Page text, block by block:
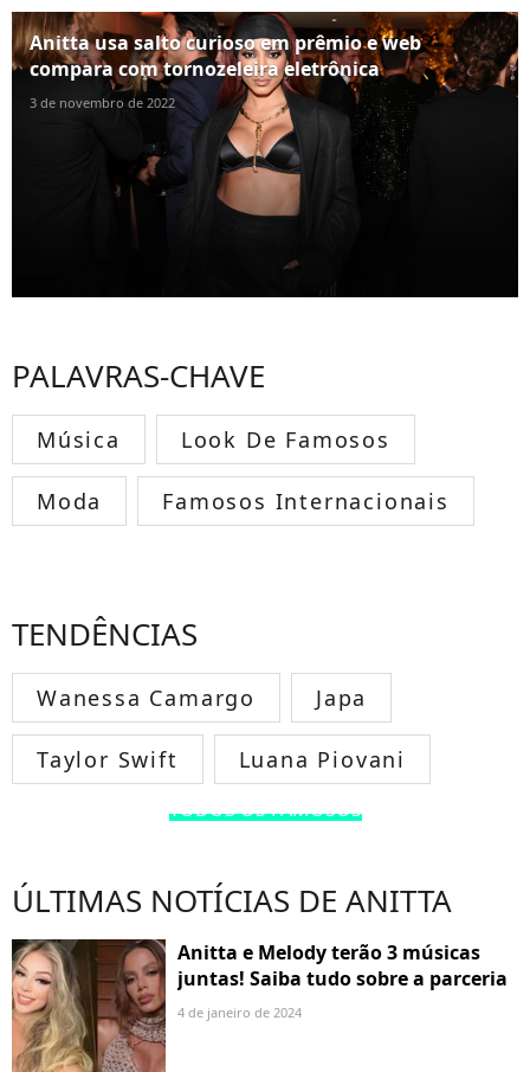
Anitta usa salto curioso em prêmio e web
compara com tornozeleira eletrônica
3 de novembro de 2022
PALAVRAS-CHAVE
Música Look De Famosos
Moda Famosos Internacionais
TENDÊNCIAS
Wanessa Camargo Japa
Taylor Swift Luana Piovani
TODOS OS FAMOSOS
ÚLTIMAS NOTÍCIAS DE ANITTA
Anitta e Melody terão 3 músicas
juntas! Saiba tudo sobre a parceria
4 de janeiro de 2024